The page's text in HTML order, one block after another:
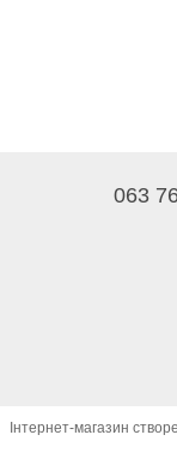
063
Інтернет-магазин